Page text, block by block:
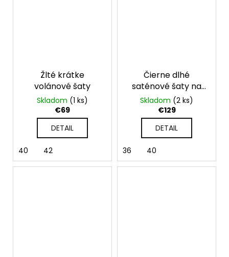
Žlté krátke
volánové šaty
Skladom (1 ks)
€69
DETAIL
40 42
Čierne dlhé
saténové šaty na
jedno rameno
Skladom (2 ks)
€129
DETAIL
36 40